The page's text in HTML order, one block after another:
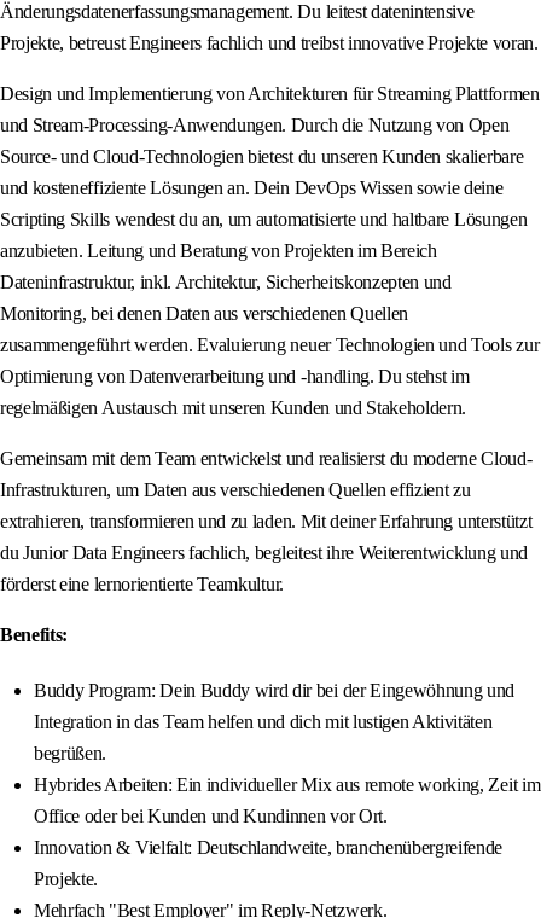
Änderungsdatenerfassungsmanagement. Du leitest datenintensive
Projekte, betreust Engineers fachlich und treibst innovative Projekte voran.
Design und Implementierung von Architekturen für Streaming Plattformen
und Stream-Processing-Anwendungen. Durch die Nutzung von Open
Source- und Cloud-Technologien bietest du unseren Kunden skalierbare
und kosteneffiziente Lösungen an. Dein DevOps Wissen sowie deine
Scripting Skills wendest du an, um automatisierte und haltbare Lösungen
anzubieten. Leitung und Beratung von Projekten im Bereich
Dateninfrastruktur, inkl. Architektur, Sicherheitskonzepten und
Monitoring, bei denen Daten aus verschiedenen Quellen
zusammengeführt werden. Evaluierung neuer Technologien und Tools zur
Optimierung von Datenverarbeitung und -handling. Du stehst im
regelmäßigen Austausch mit unseren Kunden und Stakeholdern.
Gemeinsam mit dem Team entwickelst und realisierst du moderne Cloud-
Infrastrukturen, um Daten aus verschiedenen Quellen effizient zu
extrahieren, transformieren und zu laden. Mit deiner Erfahrung unterstützt
du Junior Data Engineers fachlich, begleitest ihre Weiterentwicklung und
förderst eine lernorientierte Teamkultur.
Benefits:
Buddy Program: Dein Buddy wird dir bei der Eingewöhnung und
Integration in das Team helfen und dich mit lustigen Aktivitäten
begrüßen.
Hybrides Arbeiten: Ein individueller Mix aus remote working, Zeit im
Office oder bei Kunden und Kundinnen vor Ort.
Innovation & Vielfalt: Deutschlandweite, branchenübergreifende
Projekte.
Mehrfach "Best Employer" im Reply-Netzwerk.